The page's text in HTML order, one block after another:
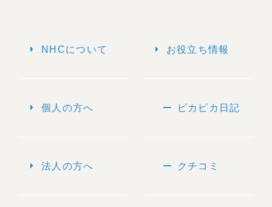
arrow_right NHCについて
arrow_right 個人の方へ
arrow_right 法人の方へ
arrow_right お役立ち情報
remove ピカピカ日記
remove クチコミ